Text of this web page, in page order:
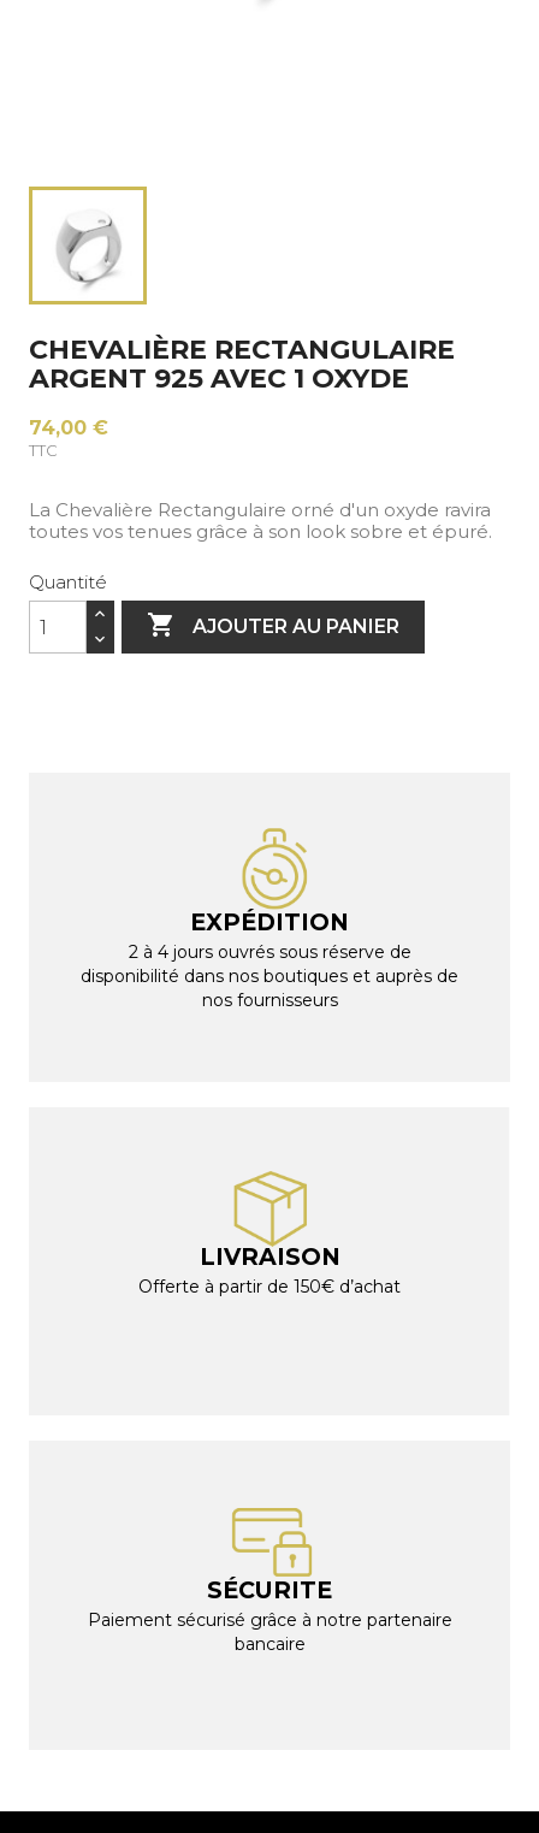
CHEVALIÈRE RECTANGULAIRE
ARGENT 925 AVEC 1 OXYDE
74,00 €
TTC
La Chevalière Rectangulaire orné d'un oxyde ravira
toutes vos tenues grâce à son look sobre et épuré.
Quantité
 AJOUTER AU PANIER
EXPÉDITION
2 à 4 jours ouvrés sous réserve de
disponibilité dans nos boutiques et auprès de
nos fournisseurs
LIVRAISON
Offerte à partir de 150€ d’achat
SÉCURITE
Paiement sécurisé grâce à notre partenaire
bancaire